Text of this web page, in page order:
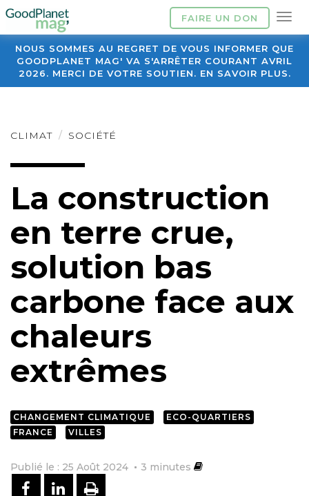
FAIRE UN DON
NOUS SOMMES AU REGRET DE VOUS INFORMER QUE
GOODPLANET MAG' VA S'ARRÊTER COURANT AVRIL
2026. MERCI DE VOTRE SOUTIEN. EN SAVOIR PLUS.
CLIMAT SOCIÉTÉ
La construction
en terre crue,
solution bas
carbone face aux
chaleurs
extrêmes
CHANGEMENT CLIMATIQUE
ECO-QUARTIERS
FRANCE
VILLES
Publié le : 25 Août 2024 3 minutes
PARTAGER SUR FACEBOOK
PARTAGER SUR LINKEDIN
IMPRIMER